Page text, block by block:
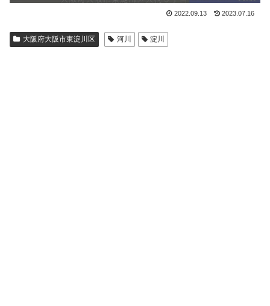
2022.09.13 2023.07.16
大阪府大阪市東淀川区 河川 淀川